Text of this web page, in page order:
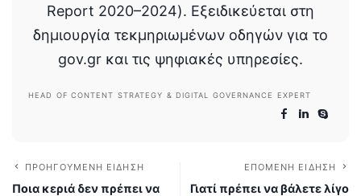
Report 2020–2024). Εξειδικεύεται στη
δημιουργία τεκμηριωμένων οδηγών για το
gov.gr και τις ψηφιακές υπηρεσίες.
HEAD OF CONTENT STRATEGY & DIGITAL GOVERNANCE EXPERT
ΠΡΟΗΓΟΎΜΕΝΗ ΕΊΔΗΣΗ
Ποια κεριά δεν πρέπει να
ΕΠΌΜΕΝΗ ΕΊΔΗΣΗ
Γιατί πρέπει να βάλετε λίγο